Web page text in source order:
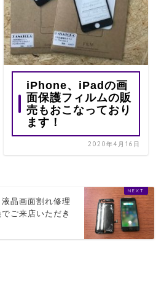
iPhone、iPadの画
面保護フィルムの販
売もおこなっており
ます！
2020年4月16日
晶画面割れ修理
ご来店いただき